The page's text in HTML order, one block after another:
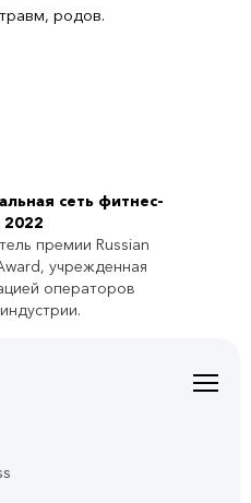
родов.
сеть фитнес-
2022
премии Russian
учрежденная
операторов